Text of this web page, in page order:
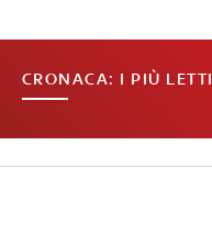
CRONACA: I PIÙ LETTI